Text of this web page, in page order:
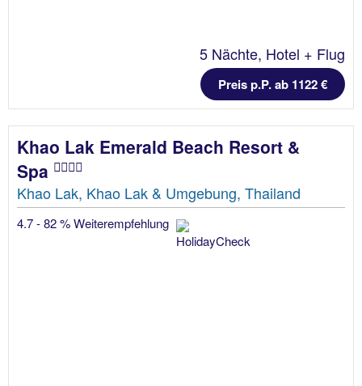
5 Nächte, Hotel + Flug
Preis p.P. ab 1122 €
Khao Lak Emerald Beach Resort &
Spa
Khao Lak, Khao Lak & Umgebung, Thailand
4.7 - 82 % Weiterempfehlung